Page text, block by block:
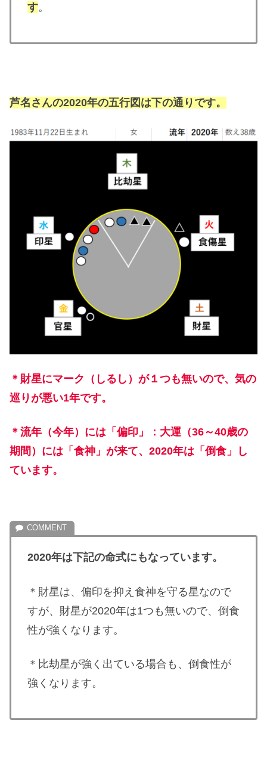
す。
芦名さんの2020年の五行図は下の通りです。
＊財星にマーク（しるし）が１つも無いので、気の
巡りが悪い1年です。
＊流年（今年）には「偏印」：大運（36～40歳の
期間）には「食神」が来て、2020年は「倒食」し
ています。
2020年は下記の命式にもなっています。
＊財星は、偏印を抑え食神を守る星なので
すが、財星が2020年は1つも無いので、倒食
性が強くなります。
＊比劫星が強く出ている場合も、倒食性が
強くなります。